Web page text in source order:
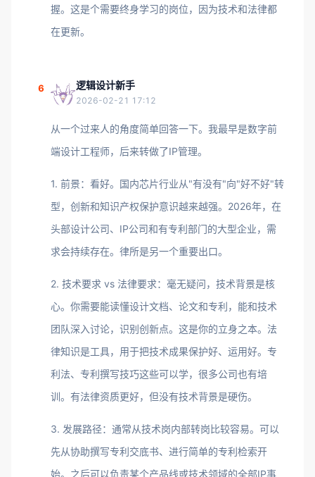
握。这是个需要终身学习的岗位，因为技术和法律都
在更新。
6 逻辑设计新手
2026-02-21 17:12
从一个过来人的角度简单回答一下。我最早是数字前
端设计工程师，后来转做了IP管理。
1. 前景：看好。国内芯片行业从"有没有"向"好不好"转
型，创新和知识产权保护意识越来越强。2026年，在
头部设计公司、IP公司和有专利部门的大型企业，需
求会持续存在。律所是另一个重要出口。
2. 技术要求 vs 法律要求：毫无疑问，技术背景是核
心。你需要能读懂设计文档、论文和专利，能和技术
团队深入讨论，识别创新点。这是你的立身之本。法
律知识是工具，用于把技术成果保护好、运用好。专
利法、专利撰写技巧这些可以学，很多公司也有培
训。有法律资质更好，但没有技术背景是硬伤。
3. 发展路径：通常从技术岗内部转岗比较容易。可以
先从协助撰写专利交底书、进行简单的专利检索开
始。之后可以负责某个产品线或技术领域的全部IP事